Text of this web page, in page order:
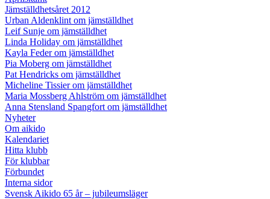
Jämställdhetsåret 2012
Urban Aldenklint om jämställdhet
Leif Sunje om jämställdhet
Linda Holiday om jämställdhet
Kayla Feder om jämställdhet
Pia Moberg om jämställdhet
Pat Hendricks om jämställdhet
Micheline Tissier om jämställdhet
Maria Mossberg Ahlström om jämställdhet
Anna Stensland Spangfort om jämställdhet
Nyheter
Om aikido
Kalendariet
Hitta klubb
För klubbar
Förbundet
Interna sidor
Svensk Aikido 65 år – jubileumsläger